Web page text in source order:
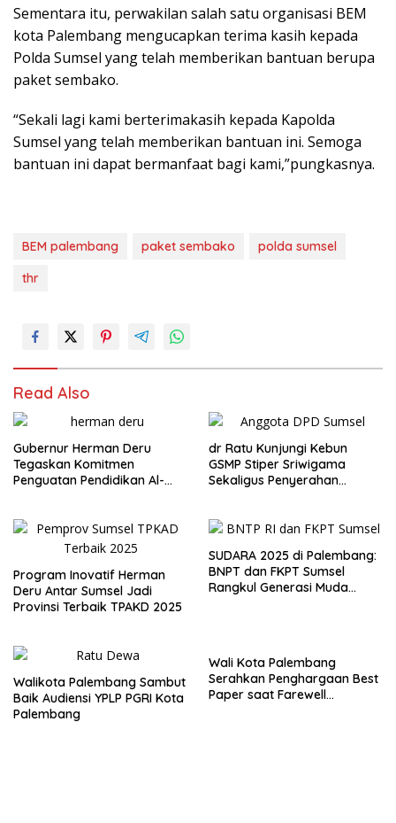
Sementara itu, perwakilan salah satu organisasi BEM
kota Palembang mengucapkan terima kasih kepada
Polda Sumsel yang telah memberikan bantuan berupa
paket sembako.
“Sekali lagi kami berterimakasih kepada Kapolda
Sumsel yang telah memberikan bantuan ini. Semoga
bantuan ini dapat bermanfaat bagi kami,”pungkasnya.
BEM palembang paket sembako
polda sumsel
thr
Read Also
Gubernur Herman Deru
Tegaskan Komitmen
Penguatan Pendidikan Al-
dr Ratu Kunjungi Kebun
GSMP Stiper Sriwigama
Sekaligus Penyerahan
Program Inovatif Herman
Deru Antar Sumsel Jadi
Provinsi Terbaik TPAKD 2025
SUDARA 2025 di Palembang:
BNPT dan FKPT Sumsel
Rangkul Generasi Muda
Walikota Palembang Sambut
Baik Audiensi YPLP PGRI Kota
Palembang
Wali Kota Palembang
Serahkan Penghargaan Best
Paper saat Farewell